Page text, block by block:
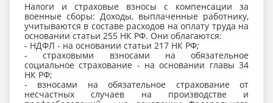
Налоги и страховые взносы с компенсации за
военные сборы: Доходы, выплаченные работнику,
учитываются в составе расходов на оплату труда на
основании статьи 255 НК РФ. Они облагаются:
- НДФЛ - на основании статьи 217 НК РФ;
- страховыми взносами на обязательное
социальное страхование - на основании главы 34
НК РФ;
- взносами на обязательное страхование от
несчастных случаев на производстве и